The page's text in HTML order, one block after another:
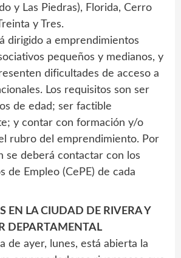
y Las Piedras), Florida, Cerro
y Tres.
dirigido a emprendimientos
pequeños y medianos, y
dificultades de acceso a
Los requisitos son ser
de edad; ser factible
y contar con formación y/o
rubro del emprendimiento. Por
se deberá contactar con los
de Empleo (CePE) de cada
EN LA CIUDAD DE RIVERA Y
DEPARTAMENTAL
de ayer, lunes, está abierta la